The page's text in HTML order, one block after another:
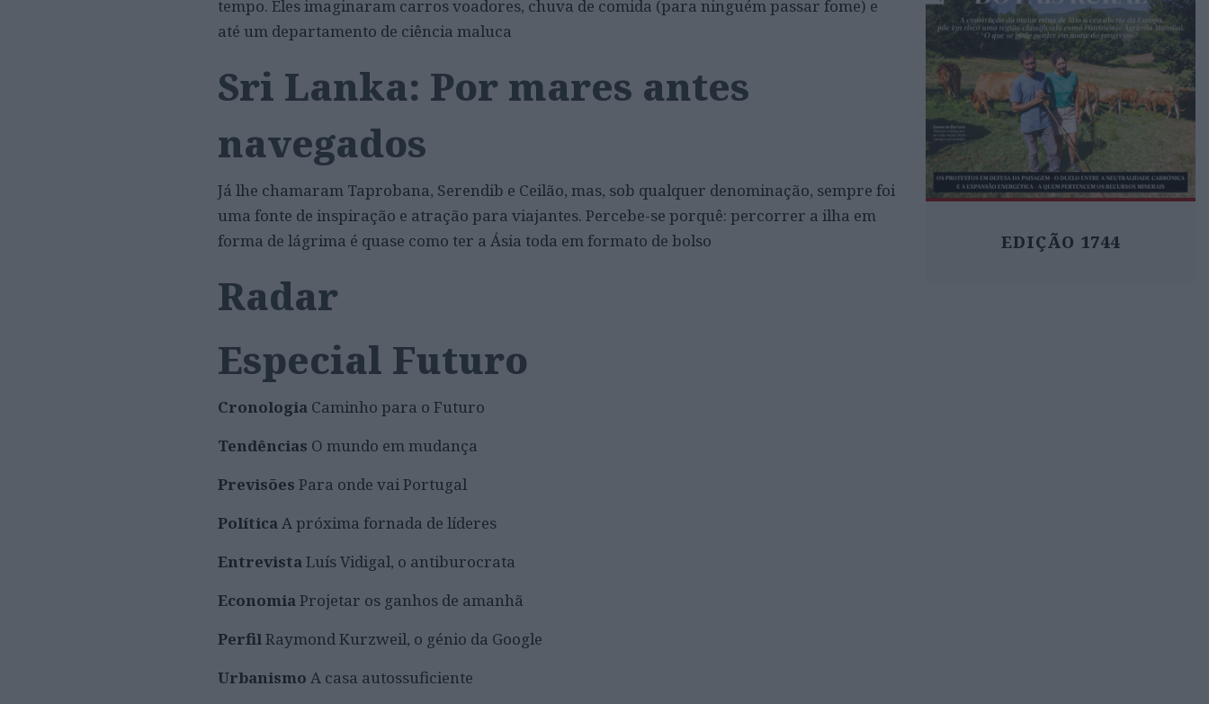
tempo. Eles imaginaram carros voadores, chuva de comida (para ninguém passar fome) e
até um departamento de ciência maluca
Sri Lanka: Por mares antes
navegados
Já lhe chamaram Taprobana, Serendib e Ceilão, mas, sob qualquer denominação, sempre foi
uma fonte de inspiração e atração para viajantes. Percebe-se porquê: percorrer a ilha em
forma de lágrima é quase como ter a Ásia toda em formato de bolso
Radar
Especial Futuro
Cronologia Caminho para o Futuro
Tendências O mundo em mudança
Previsões Para onde vai Portugal
PolíticaA próxima fornada de líderes
EntrevistaLuís Vidigal, o antiburocrata
EconomiaProjetar os ganhos de amanhã
PerfilRaymond Kurzweil, o génio da Google
Urbanismo A casa autossuficiente
EDIÇÃO 1744